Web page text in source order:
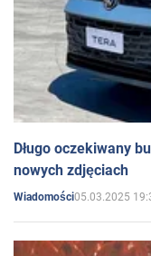
Długo oczekiwany
nowych zdjęciach
Wiadomości05.03.2025